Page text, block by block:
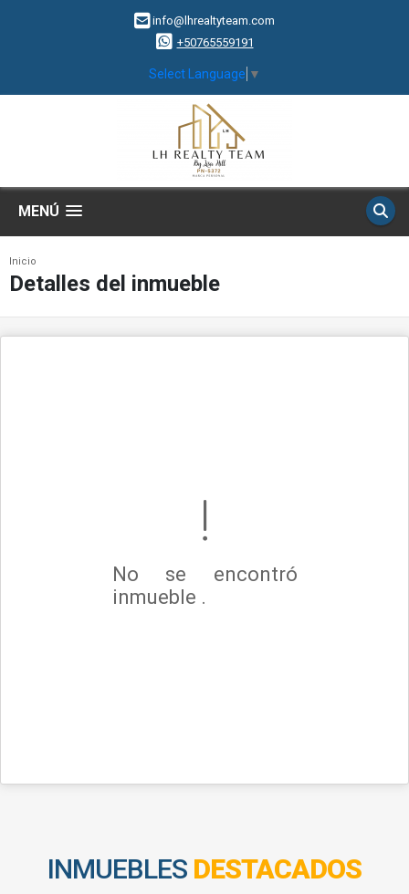
info@lhrealtyteam.com
+50765559191
Select Language ▼
MENÚ
Inicio
Detalles del inmueble
No se encontró
inmueble .
INMUEBLES DESTACADOS